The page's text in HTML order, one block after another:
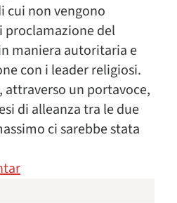
cui non vengono
del
maniera autoritaria e
con i leader religiosi.
attraverso un portavoce,
di alleanza tra le due
ci sarebbe stata